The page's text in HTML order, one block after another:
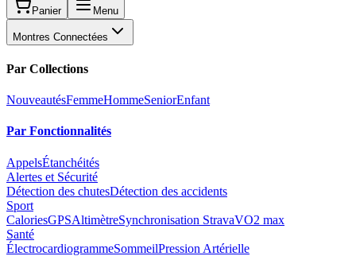
Panier Menu
Montres Connectées
Par Collections
NouveautésFemmeHommeSeniorEnfant
Par Fonctionnalités
AppelsÉtanchéités
Alertes et Sécurité
Détection des chutesDétection des accidents
Sport
CaloriesGPSAltimètreSynchronisation StravaVO2 max
Santé
ÉlectrocardiogrammeSommeilPression Artérielle